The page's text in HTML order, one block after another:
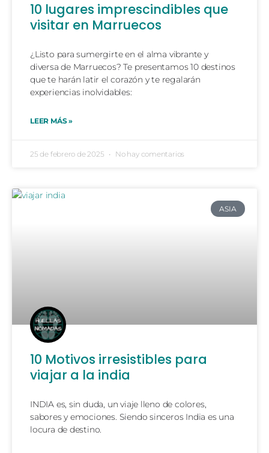
10 lugares imprescindibles que
visitar en Marruecos
¿Listo para sumergirte en el alma vibrante y
diversa de Marruecos? Te presentamos 10 destinos
que te harán latir el corazón y te regalarán
experiencias inolvidables:
LEER MÁS »
25 de febrero de 2025 No hay comentarios
ASIA
10 Motivos irresistibles para
viajar a la india
INDIA es, sin duda, un viaje lleno de colores,
sabores y emociones. Siendo sinceros India es una
locura de destino.